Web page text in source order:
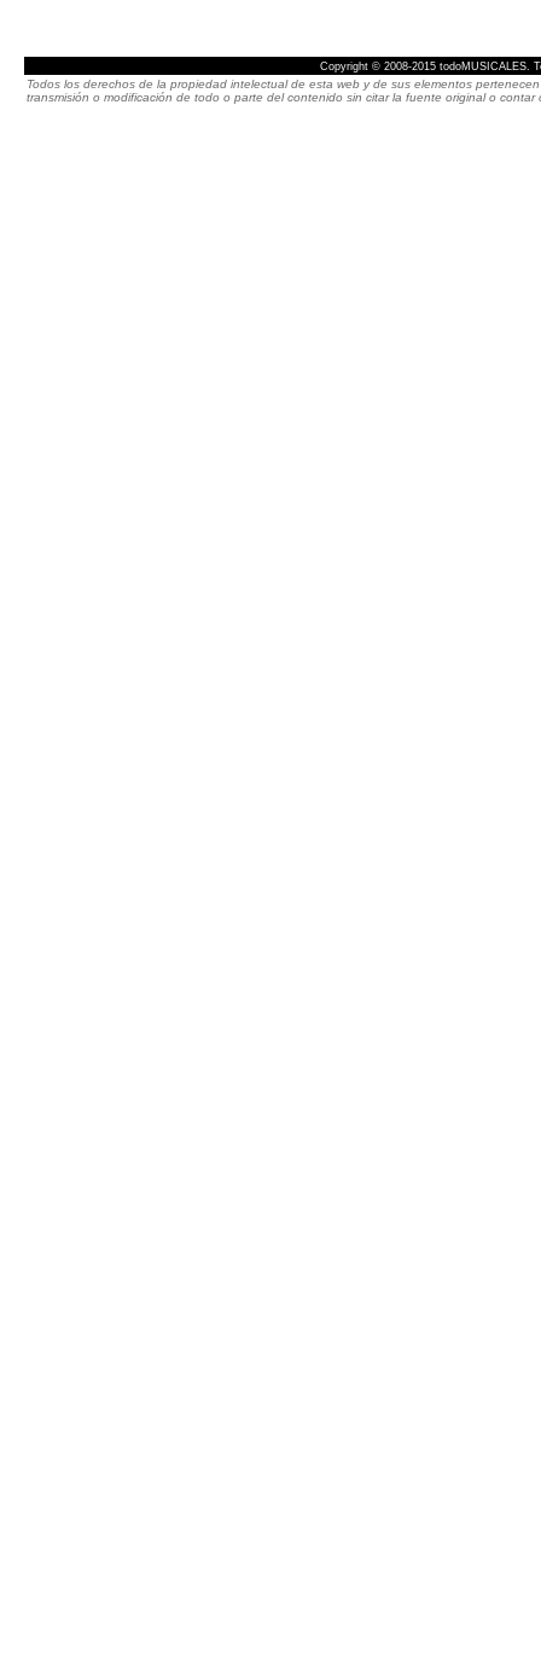
Copyright © 2008-2015 todoMUSICALES.
Todos los derechos de la propiedad intelectual de esta web y de sus elementos
transmisión o modificación de todo o parte del contenido sin citar la fuente original o